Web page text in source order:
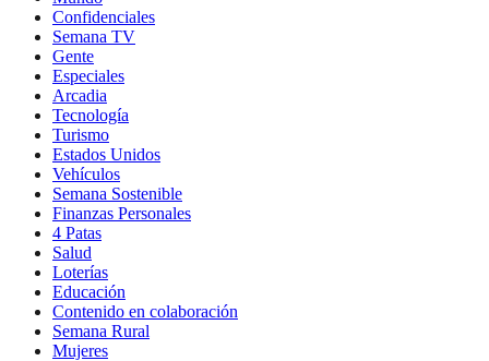
Confidenciales
Semana TV
Gente
Especiales
Arcadia
Tecnología
Turismo
Estados Unidos
Vehículos
Semana Sostenible
Finanzas Personales
4 Patas
Salud
Loterías
Educación
Contenido en colaboración
Semana Rural
Mujeres